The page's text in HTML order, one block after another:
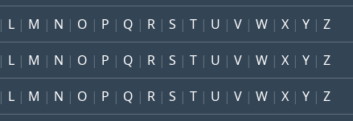
L M N O P Q R S T U V W X Y Z
L M N O P Q R S T U V W X Y Z
L M N O P Q R S T U V W X Y Z